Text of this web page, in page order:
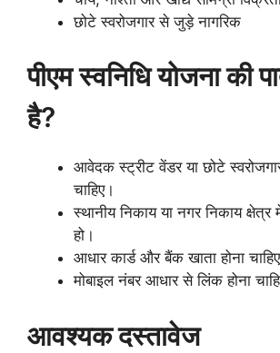
छोटे स्वरोजगार से जुड़े नागरिक
पीएम स्वनिधि योजना की
है?
आवेदक स्ट्रीट वेंडर या छोटे
चाहिए।
स्थानीय निकाय या नगर निकाय क्षेत्र
हो।
आधार कार्ड और बैंक खाता होना
मोबाइल नंबर आधार से लिंक होना
आवश्यक दस्तावेज